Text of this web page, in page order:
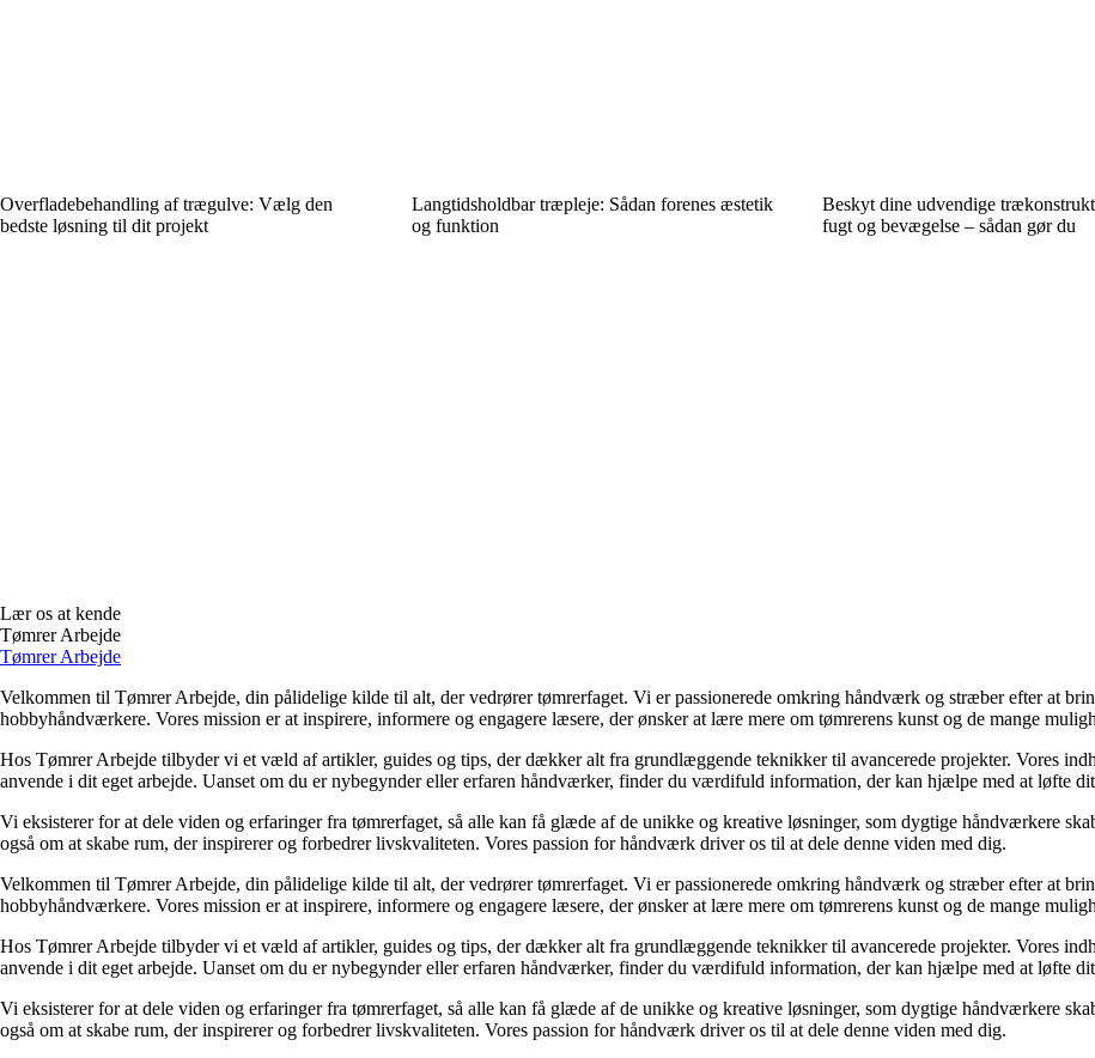
Overfladebehandling af trægulve: Vælg den
bedste løsning til dit projekt
Langtidsholdbar træpleje: Sådan forenes æstetik
og funktion
Beskyt dine udvendige
fugt og bevægelse – sådan gør du
Lær os at kende
Tømrer Arbejde
Tømrer Arbejde
Velkommen til Tømrer Arbejde, din pålidelige kilde til alt, der vedrører tømrerfaget. Vi er passionerede omkring håndværk og stræber efter at
hobbyhåndværkere. Vores mission er at inspirere, informere og engagere læsere, der ønsker at lære mere om tømrerens kunst og de mange
Hos Tømrer Arbejde tilbyder vi et væld af artikler, guides og tips, der dækker alt fra grundlæggende teknikker til avancerede projekter. Vores
anvende i dit eget arbejde. Uanset om du er nybegynder eller erfaren håndværker, finder du værdifuld information, der kan hjælpe med at løfte
Vi eksisterer for at dele viden og erfaringer fra tømrerfaget, så alle kan få glæde af de unikke og kreative løsninger, som dygtige håndværkere
også om at skabe rum, der inspirerer og forbedrer livskvaliteten. Vores passion for håndværk driver os til at dele denne viden med dig.
Velkommen til Tømrer Arbejde, din pålidelige kilde til alt, der vedrører tømrerfaget. Vi er passionerede omkring håndværk og stræber efter at
hobbyhåndværkere. Vores mission er at inspirere, informere og engagere læsere, der ønsker at lære mere om tømrerens kunst og de mange
Hos Tømrer Arbejde tilbyder vi et væld af artikler, guides og tips, der dækker alt fra grundlæggende teknikker til avancerede projekter. Vores
anvende i dit eget arbejde. Uanset om du er nybegynder eller erfaren håndværker, finder du værdifuld information, der kan hjælpe med at løfte
Vi eksisterer for at dele viden og erfaringer fra tømrerfaget, så alle kan få glæde af de unikke og kreative løsninger, som dygtige håndværkere
også om at skabe rum, der inspirerer og forbedrer livskvaliteten. Vores passion for håndværk driver os til at dele denne viden med dig.